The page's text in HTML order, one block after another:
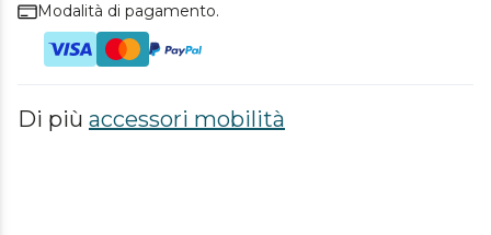
Modalità di pagamento.
Di più accessori mobilità